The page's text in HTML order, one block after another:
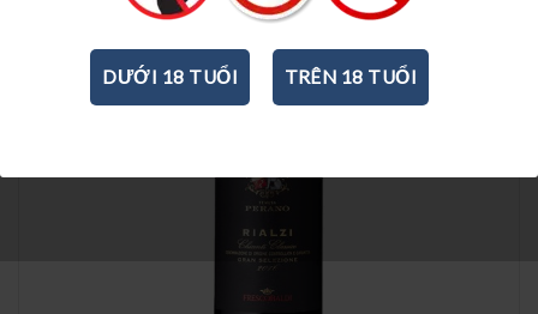
DƯỚI 18 TUỔI TRÊN 18 TUỔI